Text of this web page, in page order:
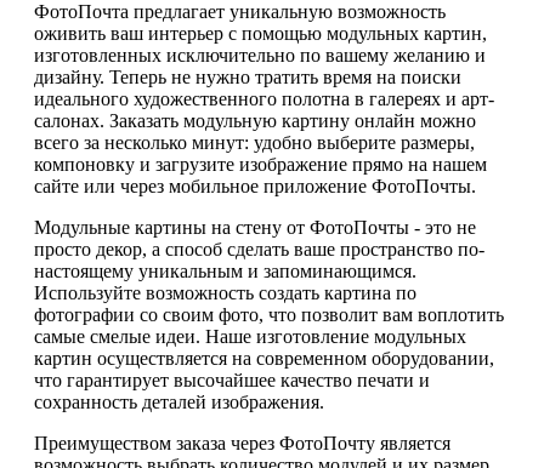
ФотоПочта предлагает уникальную возможность
оживить ваш интерьер с помощью модульных картин,
изготовленных исключительно по вашему желанию и
дизайну. Теперь не нужно тратить время на поиски
идеального художественного полотна в галереях и арт-
салонах. Заказать модульную картину онлайн можно
всего за несколько минут: удобно выберите размеры,
компоновку и загрузите изображение прямо на нашем
сайте или через мобильное приложение ФотоПочты.
Модульные картины на стену от ФотоПочты - это не
просто декор, а способ сделать ваше пространство по-
настоящему уникальным и запоминающимся.
Используйте возможность создать картина по
фотографии со своим фото, что позволит вам воплотить
самые смелые идеи. Наше изготовление модульных
картин осуществляется на современном оборудовании,
что гарантирует высочайшее качество печати и
сохранность деталей изображения.
Преимуществом заказа через ФотоПочту является